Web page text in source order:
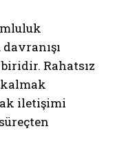
Rahatsız
iletişimi